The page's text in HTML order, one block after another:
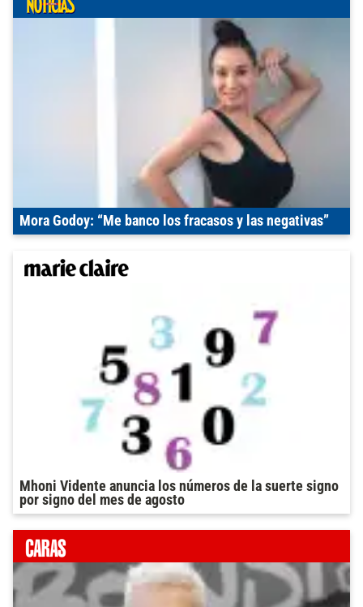
Mora Godoy: “Me banco los fracasos y las negativas”
Mhoni Vidente anuncia los números de la suerte signo
por signo del mes de agosto